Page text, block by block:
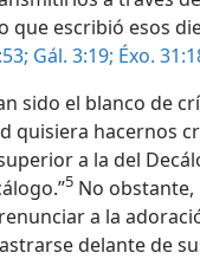
que escribió esos
Gál. 3:19; Éxo.
sido el blanco de
quisiera hacernos
a la del
5 No obstante,
a la
delante de